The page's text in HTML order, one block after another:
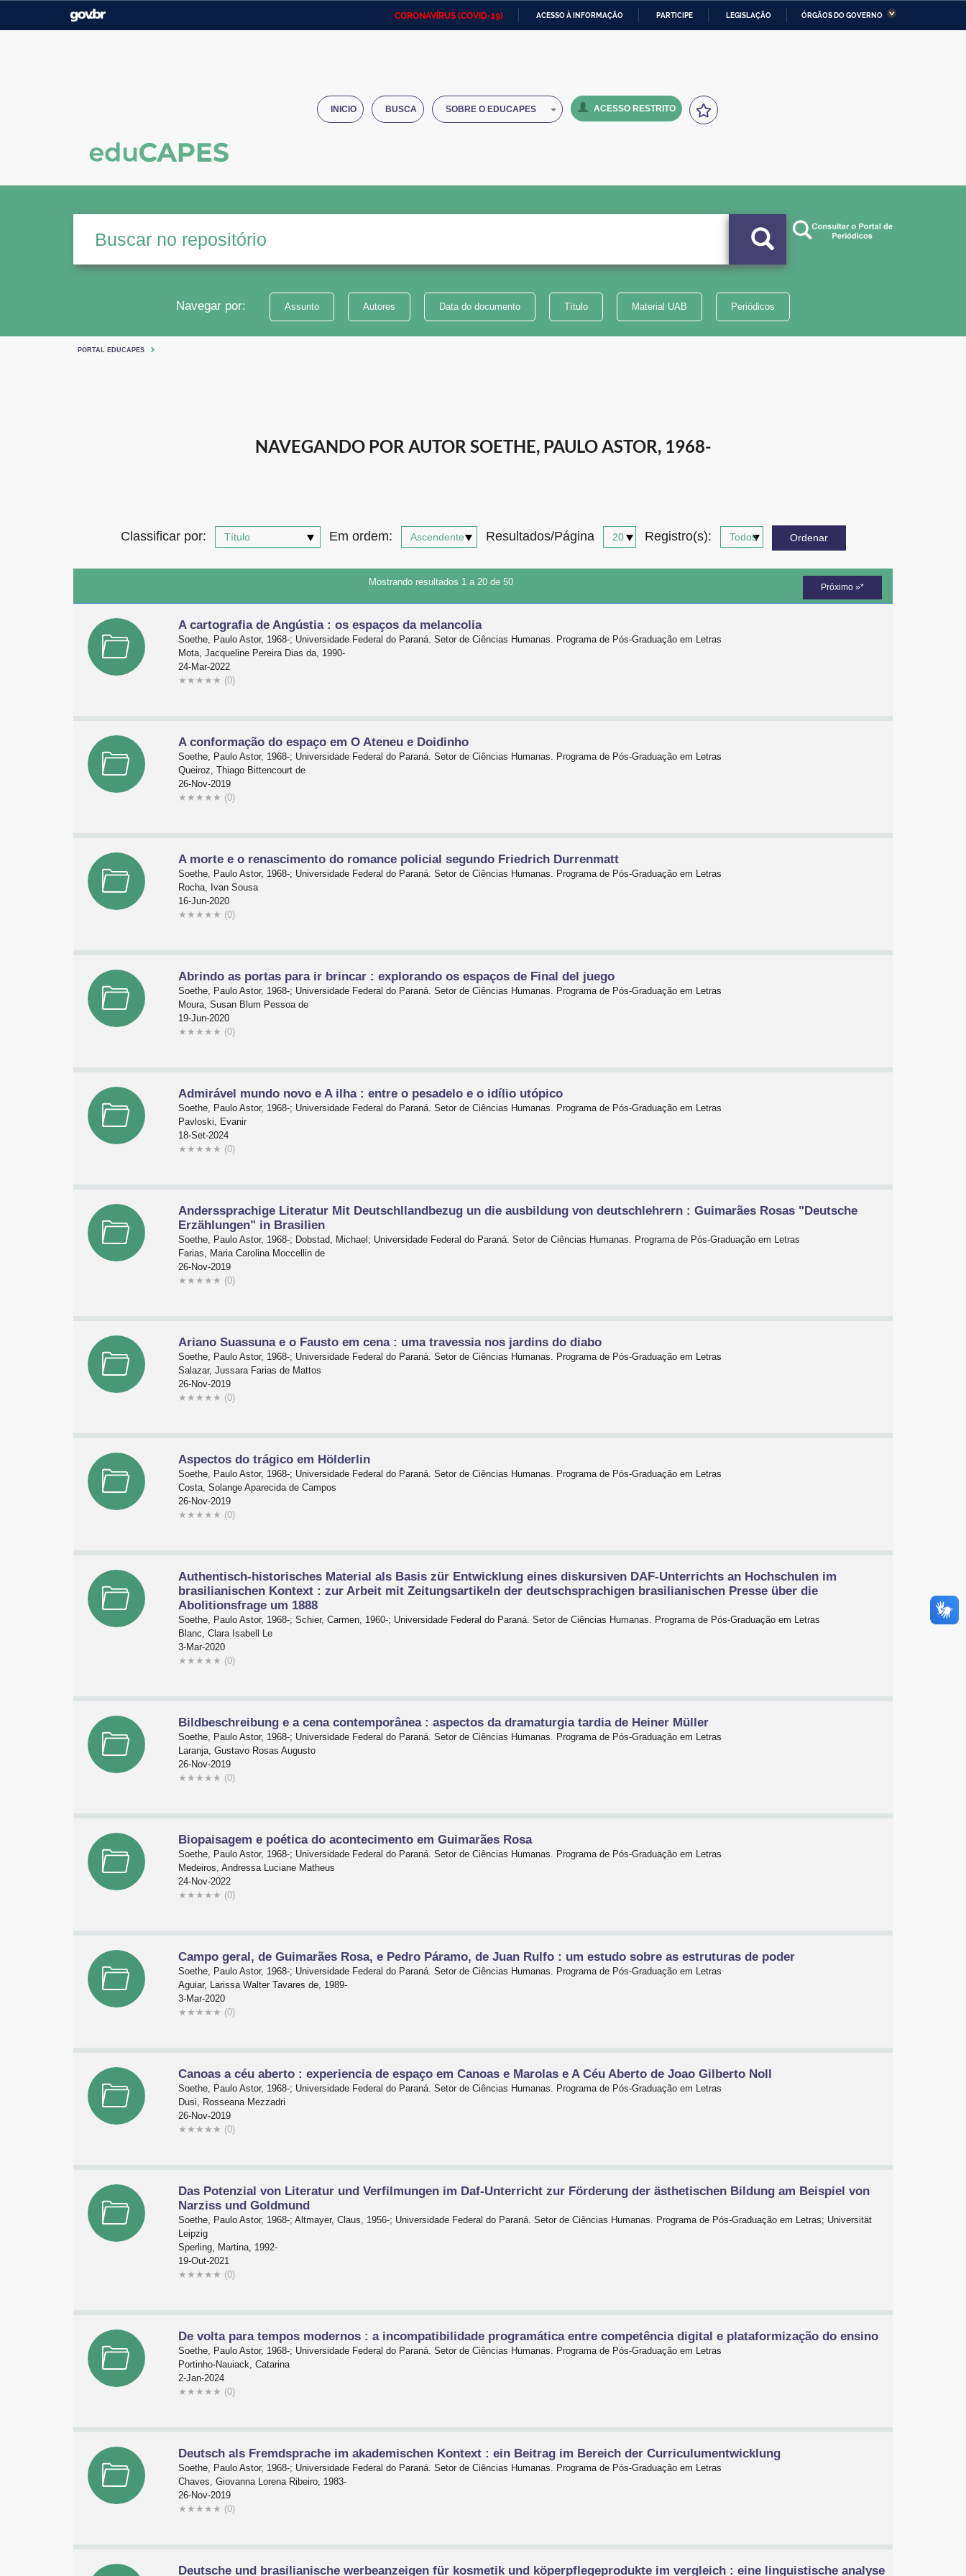
CORONAVÍRUS (COVID-19) ACESSO À INFORMAÇÃO PARTICIPE LEGISLAÇÃO ÓRGÃOS DO GOVERNO
Ministério das Relações
Ministério da Economia Ministério da Infraestrutura
Institucional
INICIO BUSCA SOBRE O EDUCAPES ACESSO RESTRITO
Navegar por: Assunto Autores Data do documento Título Material UAB Periódicos
PORTAL EDUCAPES
NAVEGANDO POR AUTOR SOETHE, PAULO ASTOR, 1968-
Classificar por: Em ordem: Resultados/Página Registro(s):
Mostrando resultados 1 a 20 de 50 Próximo »*
A cartografia de Angústia : os espaços da melancolia
Soethe, Paulo Astor, 1968-; Universidade Federal do Paraná. Setor de Ciências Humanas. Programa de Pós-Graduação em Letras
Mota, Jacqueline Pereira Dias da, 1990-
24-Mar-2022
★ ★ ★ ★ ★ (0)
A conformação do espaço em O Ateneu e Doidinho
Soethe, Paulo Astor, 1968-; Universidade Federal do Paraná. Setor de Ciências Humanas. Programa de Pós-Graduação em Letras
Queiroz, Thiago Bittencourt de
26-Nov-2019
★ ★ ★ ★ ★ (0)
A morte e o renascimento do romance policial segundo Friedrich Durrenmatt
Soethe, Paulo Astor, 1968-; Universidade Federal do Paraná. Setor de Ciências Humanas. Programa de Pós-Graduação em Letras
Rocha, Ivan Sousa
16-Jun-2020
★ ★ ★ ★ ★ (0)
Abrindo as portas para ir brincar : explorando os espaços de Final del juego
Soethe, Paulo Astor, 1968-; Universidade Federal do Paraná. Setor de Ciências Humanas. Programa de Pós-Graduação em Letras
Moura, Susan Blum Pessoa de
19-Jun-2020
★ ★ ★ ★ ★ (0)
Admirável mundo novo e A ilha : entre o pesadelo e o idílio utópico
Soethe, Paulo Astor, 1968-; Universidade Federal do Paraná. Setor de Ciências Humanas. Programa de Pós-Graduação em Letras
Pavloski, Evanir
18-Set-2024
★ ★ ★ ★ ★ (0)
Anderssprachige Literatur Mit Deutschllandbezug un die ausbildung von deutschlehrern : Guimarães Rosas "Deutsche
Erzählungen" in Brasilien
Soethe, Paulo Astor, 1968-; Dobstad, Michael; Universidade Federal do Paraná. Setor de Ciências Humanas. Programa de Pós-Graduação em Letras
Farias, Maria Carolina Moccellin de
26-Nov-2019
★ ★ ★ ★ ★ (0)
Ariano Suassuna e o Fausto em cena : uma travessia nos jardins do diabo
Soethe, Paulo Astor, 1968-; Universidade Federal do Paraná. Setor de Ciências Humanas. Programa de Pós-Graduação em Letras
Salazar, Jussara Farias de Mattos
26-Nov-2019
★ ★ ★ ★ ★ (0)
Aspectos do trágico em Hölderlin
Soethe, Paulo Astor, 1968-; Universidade Federal do Paraná. Setor de Ciências Humanas. Programa de Pós-Graduação em Letras
Costa, Solange Aparecida de Campos
26-Nov-2019
★ ★ ★ ★ ★ (0)
Authentisch-historisches Material als Basis zür Entwicklung eines diskursiven DAF-Unterrichts an Hochschulen im
brasilianischen Kontext : zur Arbeit mit Zeitungsartikeln der deutschsprachigen brasilianischen Presse über die
Abolitionsfrage um 1888
Soethe, Paulo Astor, 1968-; Schier, Carmen, 1960-; Universidade Federal do Paraná. Setor de Ciências Humanas. Programa de Pós-Graduação em Letras
Blanc, Clara Isabell Le
3-Mar-2020
★ ★ ★ ★ ★ (0)
Bildbeschreibung e a cena contemporânea : aspectos da dramaturgia tardia de Heiner Müller
Soethe, Paulo Astor, 1968-; Universidade Federal do Paraná. Setor de Ciências Humanas. Programa de Pós-Graduação em Letras
Laranja, Gustavo Rosas Augusto
26-Nov-2019
★ ★ ★ ★ ★ (0)
Biopaisagem e poética do acontecimento em Guimarães Rosa
Soethe, Paulo Astor, 1968-; Universidade Federal do Paraná. Setor de Ciências Humanas. Programa de Pós-Graduação em Letras
Medeiros, Andressa Luciane Matheus
24-Nov-2022
★ ★ ★ ★ ★ (0)
Campo geral, de Guimarães Rosa, e Pedro Páramo, de Juan Rulfo : um estudo sobre as estruturas de poder
Soethe, Paulo Astor, 1968-; Universidade Federal do Paraná. Setor de Ciências Humanas. Programa de Pós-Graduação em Letras
Aguiar, Larissa Walter Tavares de, 1989-
3-Mar-2020
★ ★ ★ ★ ★ (0)
Canoas a céu aberto : experiencia de espaço em Canoas e Marolas e A Céu Aberto de Joao Gilberto Noll
Soethe, Paulo Astor, 1968-; Universidade Federal do Paraná. Setor de Ciências Humanas. Programa de Pós-Graduação em Letras
Dusi, Rosseana Mezzadri
26-Nov-2019
★ ★ ★ ★ ★ (0)
Das Potenzial von Literatur und Verfilmungen im Daf-Unterricht zur Förderung der ästhetischen Bildung am Beispiel von
Narziss und Goldmund
Soethe, Paulo Astor, 1968-; Altmayer, Claus, 1956-; Universidade Federal do Paraná. Setor de Ciências Humanas. Programa de Pós-Graduação em Letras; Universität
Leipzig
Sperling, Martina, 1992-
19-Out-2021
★ ★ ★ ★ ★ (0)
De volta para tempos modernos : a incompatibilidade programática entre competência digital e plataformização do ensino
Soethe, Paulo Astor, 1968-; Universidade Federal do Paraná. Setor de Ciências Humanas. Programa de Pós-Graduação em Letras
Portinho-Nauiack, Catarina
2-Jan-2024
★ ★ ★ ★ ★ (0)
Deutsch als Fremdsprache im akademischen Kontext : ein Beitrag im Bereich der Curriculumentwicklung
Soethe, Paulo Astor, 1968-; Universidade Federal do Paraná. Setor de Ciências Humanas. Programa de Pós-Graduação em Letras
Chaves, Giovanna Lorena Ribeiro, 1983-
26-Nov-2019
★ ★ ★ ★ ★ (0)
Deutsche und brasilianische werbeanzeigen für kosmetik und köperpflegeprodukte im vergleich : eine linguistische analyse